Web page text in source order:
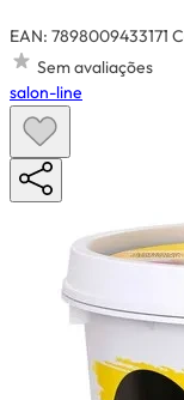
EAN: 7898009433171
Sem avaliações
salon-line